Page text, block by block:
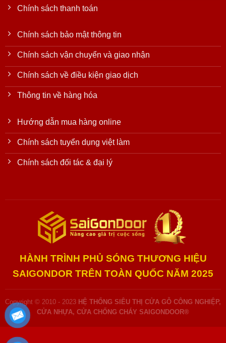
Chính sách thanh toán
Chính sách bảo mật thông tin
Chính sách vận chuyển và giao nhận
Chính sách về điều kiện giao dịch
Thông tin về hàng hóa
Hướng dẫn mua hàng online
Chính sách tuyển dụng việt làm
Chính sách đối tác & đại lý
HÀNH TRÌNH PHỦ SÓNG THƯƠNG HIỆU
SAIGONDOR TRÊN TOÀN QUỐC NĂM 2025
Copyright © 2010 - 2023 HỆ THỐNG SIÊU THỊ CỬA GỖ CÔNG NGHIỆP,
CỬA NHỰA, CỬA CHỐNG CHÁY SAIGONDOOR®